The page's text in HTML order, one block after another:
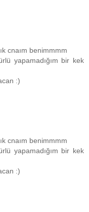
cnaım benimmmm
yapamadığım bir kek
:)
cnaım benimmmm
yapamadığım bir kek
:)